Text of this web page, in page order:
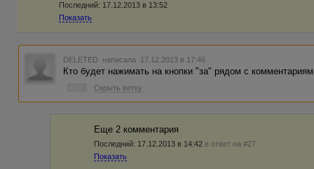
Последний: 17.12.2013 в 13:52
Показать
DELETED написала 17.12.2013 в 17:46
Кто будет нажимать на кнопки "за" рядом с
Скрыть ветку
Еще 2 комментария
Последний: 17.12.2013 в 14:42 в ответ на #27
Показать